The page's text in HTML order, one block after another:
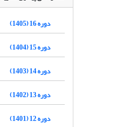
دوره 16 (1405)
دوره 15 (1404)
دوره 14 (1403)
دوره 13 (1402)
دوره 12 (1401)